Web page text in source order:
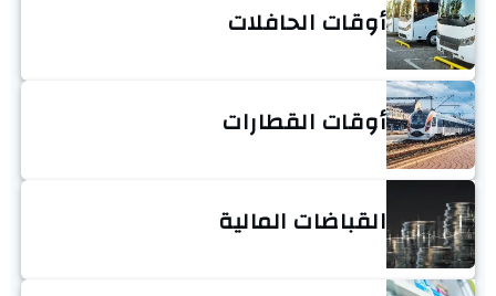
أوقات الحافلات
أوقات القطارات
القباضات المالية